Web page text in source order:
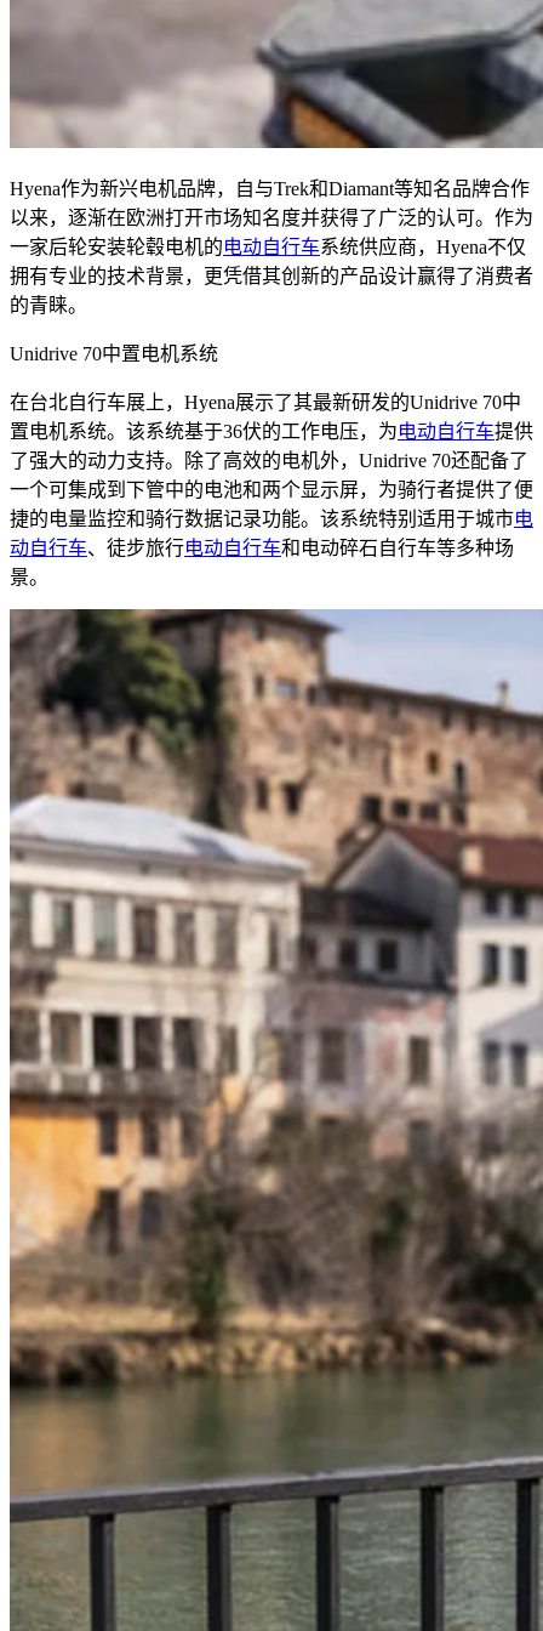
Hyena作为新兴电机品牌，自与Trek和Diamant等知名品牌合作
以来，逐渐在欧洲打开市场知名度并获得了广泛的认可。作为
一家后轮安装轮毂电机的电动自行车系统供应商，Hyena不仅
拥有专业的技术背景，更凭借其创新的产品设计赢得了消费者
的青睐。
Unidrive 70中置电机系统
在台北自行车展上，Hyena展示了其最新研发的Unidrive 70中
置电机系统。该系统基于36伏的工作电压，为电动自行车提供
了强大的动力支持。除了高效的电机外，Unidrive 70还配备了
一个可集成到下管中的电池和两个显示屏，为骑行者提供了便
捷的电量监控和骑行数据记录功能。该系统特别适用于城市电
动自行车、徒步旅行电动自行车和电动碎石自行车等多种场
景。